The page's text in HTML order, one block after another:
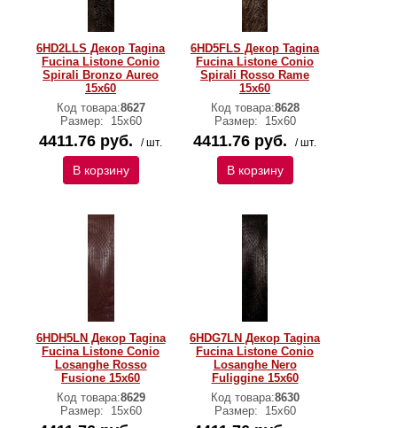
6HD2LLS Декор Tagina
Fucina Listone Conio
Spirali Bronzo Aureo
15x60
Код товара:8627
Размер:
15x60
4411.76 руб. / шт.
В корзину
6HD5FLS Декор Tagina
Fucina Listone Conio
Spirali Rosso Rame
15x60
Код товара:8628
Размер:
15x60
4411.76 руб. / шт.
В корзину
6HDH5LN Декор Tagina
Fucina Listone Conio
Losanghe Rosso
Fusione 15x60
Код товара:8629
Размер:
15x60
6HDG7LN Декор Tagina
Fucina Listone Conio
Losanghe Nero
Fuliggine 15x60
Код товара:8630
Размер:
15x60